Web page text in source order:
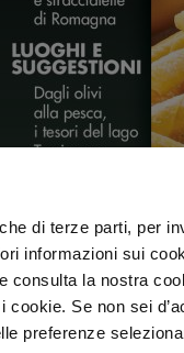
di terze parti, per
informazioni sui
e consulta la nostra
cookie. Se non sei
preferenze